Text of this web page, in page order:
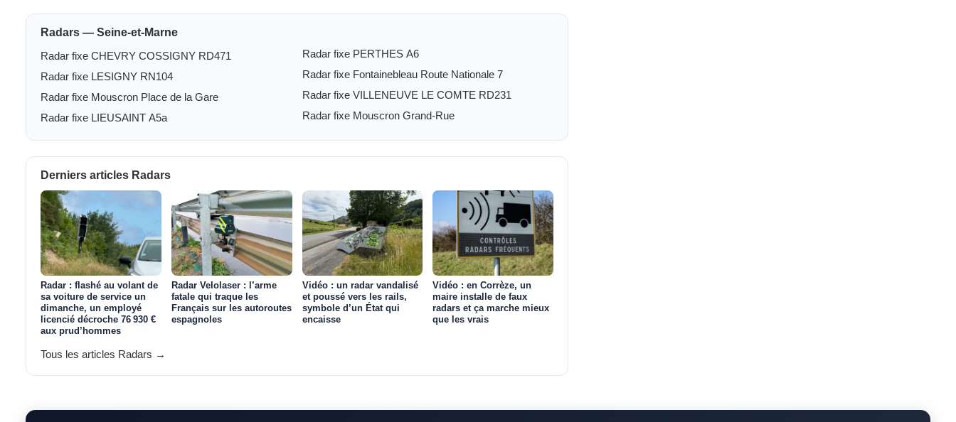
Radars — Seine-et-Marne
Radar fixe CHEVRY COSSIGNY RD471
Radar fixe LESIGNY RN104
Radar fixe Mouscron Place de la Gare
Radar fixe LIEUSAINT A5a
Radar fixe PERTHES A6
Radar fixe Fontainebleau Route Nationale 7
Radar fixe VILLENEUVE LE COMTE RD231
Radar fixe Mouscron Grand-Rue
Derniers articles Radars
Radar : flashé au volant de
sa voiture de service un
dimanche, un employé
licencié décroche 76 930 €
aux prud’hommes
Radar Velolaser : l’arme
fatale qui traque les
Français sur les autoroutes
espagnoles
Vidéo : un radar vandalisé
et poussé vers les rails,
symbole d’un État qui
encaisse
Vidéo : en Corrèze, un
maire installe de faux
radars et ça marche mieux
que les vrais
Tous les articles Radars →